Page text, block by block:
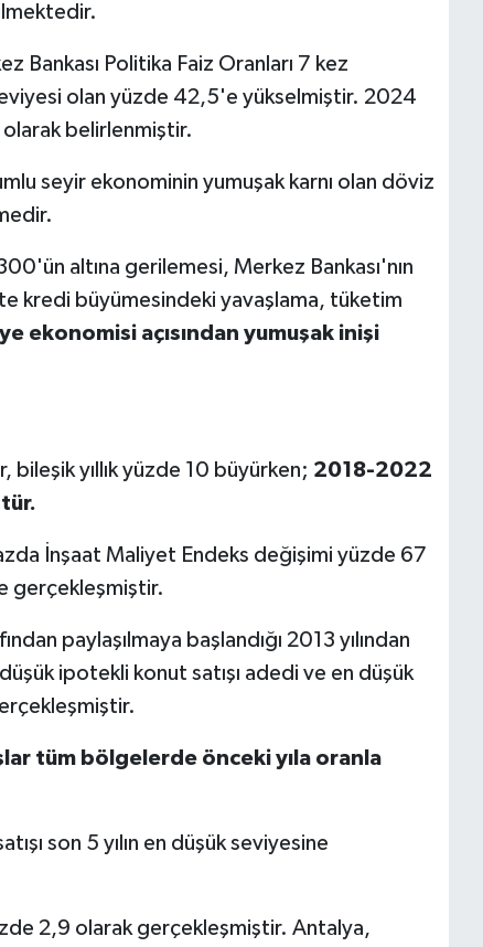
Bankası Politika Faiz Oranları 7 kez
olan yüzde 42,5'e yükselmiştir. 2024
olarak belirlenmiştir.
seyir ekonominin yumuşak karnı olan döviz
altına gerilemesi, Merkez Bankası'nın
kredi büyümesindeki yavaşlama, tüketim
ekonomisi açısından yumuşak inişi
bileşik yıllık yüzde 10 büyürken; 2018-2022
bazda İnşaat Maliyet Endeks değişimi yüzde 67
gerçekleşmiştir.
paylaşılmaya başlandığı 2013 yılından
ipotekli konut satışı adedi ve en düşük
tüm bölgelerde önceki yıla oranla
son 5 yılın en düşük seviyesine
2,9 olarak gerçekleşmiştir. Antalya,